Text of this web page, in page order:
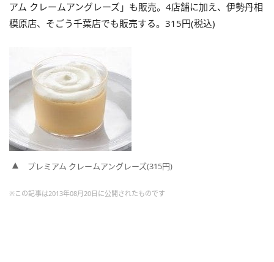
アム クレームアングレーズ」も販売。4店舗に加え、伊勢丹相
模原店、そごう千葉店でも販売する。315円(税込)
プレミアム クレームアングレーズ(315円)
※この記事は2013年08月20日に公開されたものです